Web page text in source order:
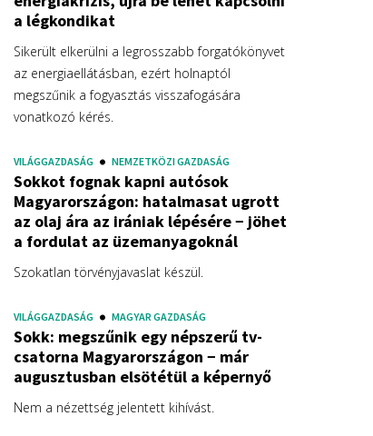
a légkondikat
Sikerült elkerülni a legrosszabb forgatókönyvet
az energiaellátásban, ezért holnaptól
megszűnik a fogyasztás visszafogására
vonatkozó kérés.
VILÁGGAZDASÁG NEMZETKÖZI GAZDASÁG
Sokkot fognak kapni autósok
Magyarországon: hatalmasat ugrott
az olaj ára az irániak lépésére − jöhet
a fordulat az üzemanyagoknál
Szokatlan törvényjavaslat készül.
VILÁGGAZDASÁG MAGYAR GAZDASÁG
Sokk: megszűnik egy népszerű tv-
csatorna Magyarországon − már
augusztusban elsötétül a képernyő
Nem a nézettség jelentett kihívást.